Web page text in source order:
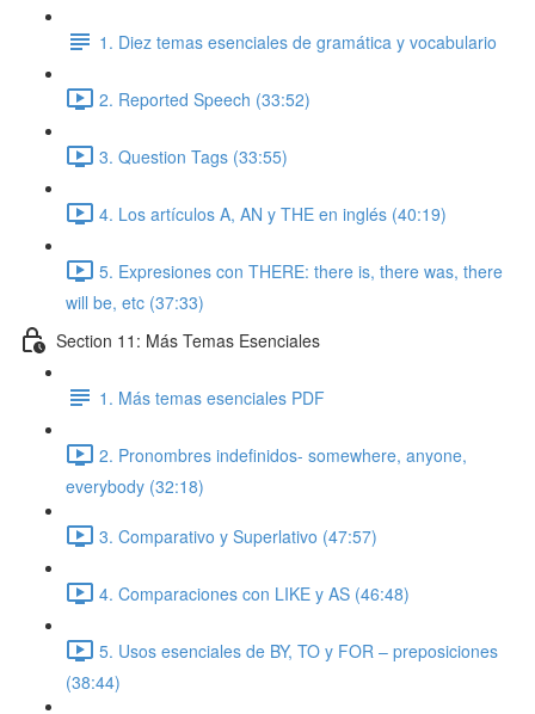
1. Diez temas esenciales de gramática y vocabulario
2. Reported Speech (33:52)
3. Question Tags (33:55)
4. Los artículos A, AN y THE en inglés (40:19)
5. Expresiones con THERE: there is, there was, there
will be, etc (37:33)
Section 11: Más Temas Esenciales
1. Más temas esenciales PDF
2. Pronombres indefinidos- somewhere, anyone,
everybody (32:18)
3. Comparativo y Superlativo (47:57)
4. Comparaciones con LIKE y AS (46:48)
5. Usos esenciales de BY, TO y FOR – preposiciones
(38:44)